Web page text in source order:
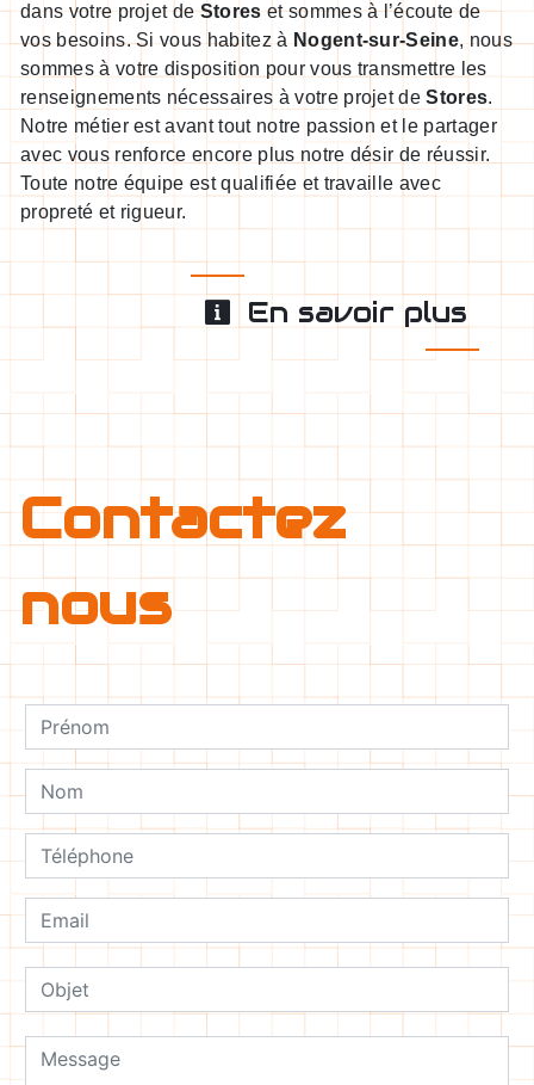
dans votre projet deStores et sommes à l’écoute de
vos besoins. Si vous habitez à Nogent-sur-Seine, nous
sommes à votre disposition pour vous transmettre les
renseignements nécessaires à votre projet deStores.
Notre métier est avant tout notre passion et le partager
avec vous renforce encore plus notre désir de réussir.
Toute notre équipe est qualifiée et travaille avec
propreté et rigueur.
En savoir plus
Contactez
nous